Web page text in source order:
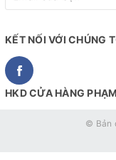
KẾT NỐI VỚI CHÚNG
HKD CỬA HÀNG
© Bản